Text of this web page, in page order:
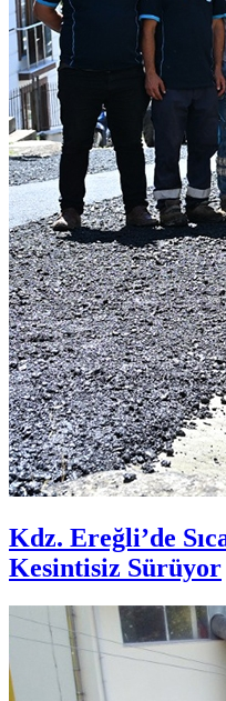
Kdz. Ereğli’de
Kesintisiz Sürüyor